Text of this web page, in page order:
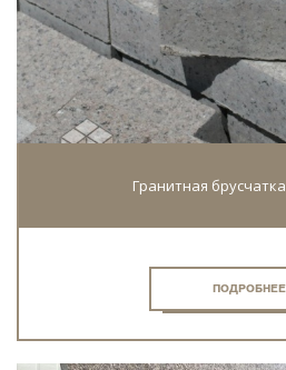
Гранитная
ПОДРОБНЕЕ